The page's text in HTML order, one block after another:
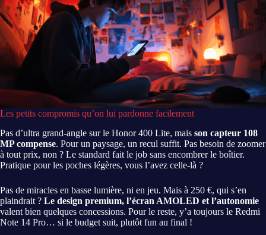
Les petits compromis qu’on lui pardonne facilement
Pas d’ultra grand-angle sur le Honor 400 Lite, mais son capteur 108
MP compense. Pour un paysage, un recul suffit. Pas besoin de zoomer
à tout prix, non ? Le standard fait le job sans encombrer le boîtier.
Pratique pour les poches légères, vous l’avez celle-là ?
Pas de miracles en basse lumière, ni en jeu. Mais à 250 €, qui s’en
plaindrait ? Le design premium, l’écran AMOLED et l’autonomie
valent bien quelques concessions. Pour le reste, y’a toujours le Redmi
Note 14 Pro… si le budget suit, plutôt fun au final !